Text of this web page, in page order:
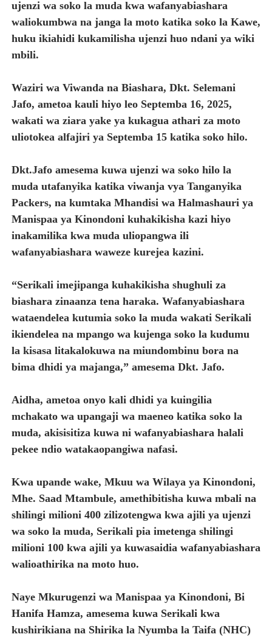
SERENGETI PREMIUM APPLE YAUNGANISHA MARAFIKI
SERIKALI YASISITIZA KATAZO LA MIFUKO YA PLASTIKI
HABARI ZILIZOPEWA UZITO WA JUU KATIKA
MHE. MAHUNDI ASHIRIKI MAPOKEZI YA MWAKILISHI
ujenzi wa soko la muda kwa wafanyabiashara
waliokumbwa na janga la moto katika soko la Kawe,
huku ikiahidi kukamilisha ujenzi huo ndani ya wiki
mbili.
Waziri wa Viwanda na Biashara, Dkt. Selemani
Jafo, ametoa kauli hiyo leo Septemba 16, 2025,
wakati wa ziara yake ya kukagua athari za moto
uliotokea alfajiri ya Septemba 15 katika soko hilo.
Dkt.Jafo amesema kuwa ujenzi wa soko hilo la
muda utafanyika katika viwanja vya Tanganyika
Packers, na kumtaka Mhandisi wa Halmashauri ya
Manispaa ya Kinondoni kuhakikisha kazi hiyo
inakamilika kwa muda uliopangwa ili
wafanyabiashara waweze kurejea kazini.
“Serikali imejipanga kuhakikisha shughuli za
biashara zinaanza tena haraka. Wafanyabiashara
wataendelea kutumia soko la muda wakati Serikali
ikiendelea na mpango wa kujenga soko la kudumu
la kisasa litakalokuwa na miundombinu bora na
bima dhidi ya majanga,” amesema Dkt. Jafo.
Aidha, ametoa onyo kali dhidi ya kuingilia
mchakato wa upangaji wa maeneo katika soko la
muda, akisisitiza kuwa ni wafanyabiashara halali
pekee ndio watakaopangiwa nafasi.
Kwa upande wake, Mkuu wa Wilaya ya Kinondoni,
Mhe. Saad Mtambule, amethibitisha kuwa mbali na
shilingi milioni 400 zilizotengwa kwa ajili ya ujenzi
wa soko la muda, Serikali pia imetenga shilingi
milioni 100 kwa ajili ya kuwasaidia wafanyabiashara
walioathirika na moto huo.
Naye Mkurugenzi wa Manispaa ya Kinondoni, Bi
Hanifa Hamza, amesema kuwa Serikali kwa
kushirikiana na Shirika la Nyumba la Taifa (NHC)